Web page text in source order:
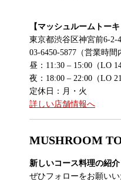
【マッシュルームトー
東京都渋谷区神宮前6-2-4
03-6450-5877（営業時間
昼：11:30 – 15:00（LO
夜：18:00 – 22:00（LO
定休日：月・火
詳しい店舗情報へ
MUSHROOM
新しいコース料理の紹
ぜひフォローをお願い